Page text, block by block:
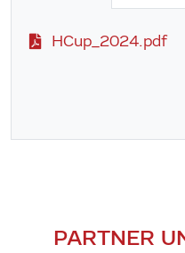
HCup_2024.pdf
PARTNER